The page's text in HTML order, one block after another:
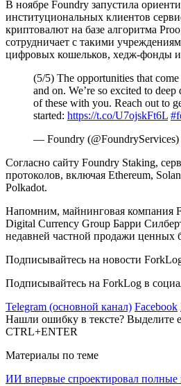
В ноябре Foundry запустила
институциональных клиентов
криптовалют на базе алгоритма
сотрудничает с такими
цифровых кошельков, хедж-фонды
(5/5) The opportunities that
and on. We’re so excited to
of these with you. Reach out to
started: https://t.co/U7ojskFt6L
— Foundry (@FoundryServices)
Согласно сайту Foundry Staking,
протоколов, включая Ethereum,
Polkadot.
Напомним, майнинговая компания
Digital Currency Group Барри
недавней частной продажи ценных
Подписывайтесь на новости
Подписывайтесь на ForkLog в
Telegram (основной канал) Facebook
Нашли ошибку в тексте? Выделите
CTRL+ENTER
Материалы по теме
ИИ впервые спроектировал полные